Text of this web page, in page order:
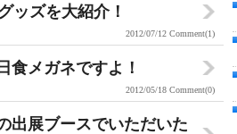
ッズを大紹介！
2012/07/12 Comment(1)
食メガネですよ！
2012/05/18 Comment(0)
出展ブースでいただいた